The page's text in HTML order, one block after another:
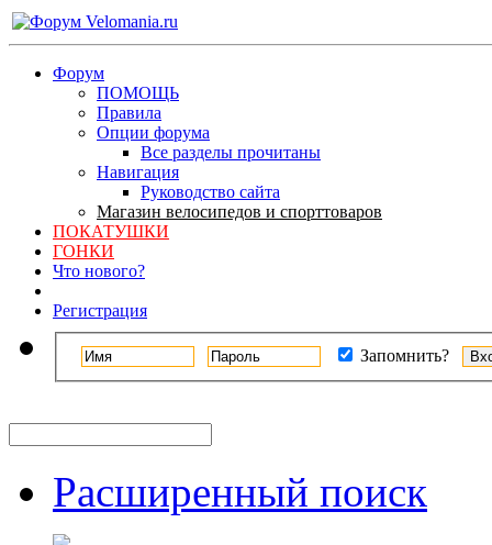
Форум
ПОМОЩЬ
Правила
Опции форума
Все разделы прочитаны
Навигация
Руководство сайта
Магазин велосипедов и спорттоваров
ПОКАТУШКИ
ГОНКИ
Что нового?
Регистрация
Запомнить?
Расширенный поиск